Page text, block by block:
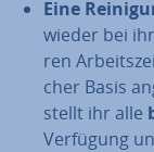
Eine
wieder bei
ren
cher Basis
stellt ihr alle
Verfügung